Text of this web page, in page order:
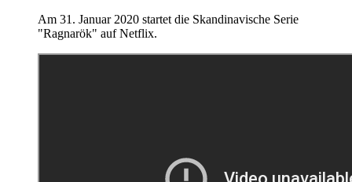
Am 31. Januar 2020 startet die Skandinavische Serie
"Ragnarök" auf Netflix.